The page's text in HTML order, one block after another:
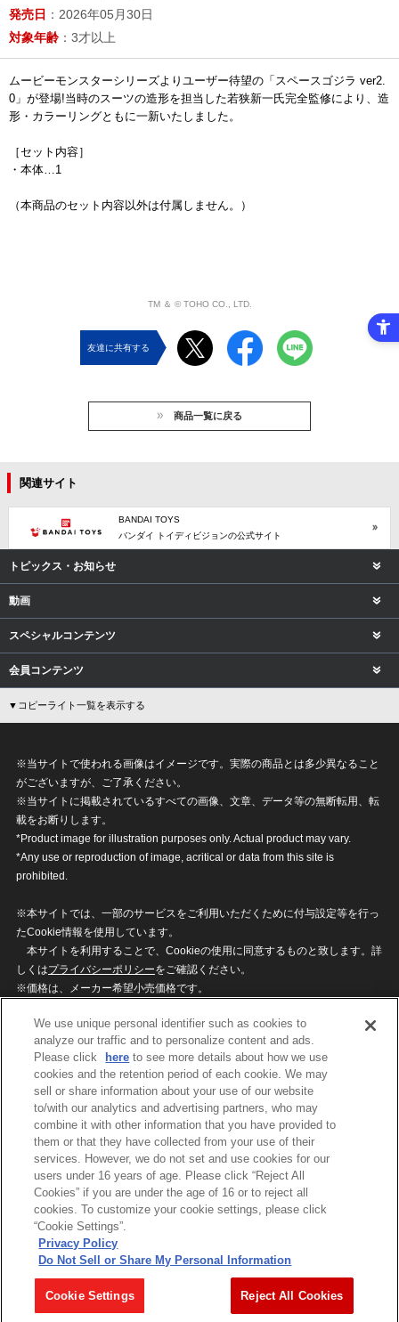
発売日 ：2026年05月30日
対象年齢 ：3才以上
ムービーモンスターシリーズよりユーザー待望の「スペースゴジラ ver2.
0」が登場!当時のスーツの造形を担当した若狭新一氏完全監修により、造
形・カラーリングともに一新いたしました。
［セット内容］
・本体…1
（本商品のセット内容以外は付属しません。）
TM ＆ © TOHO CO., LTD.
友達に共有する
商品一覧に戻る
関連サイト
BANDAI TOYS
バンダイ トイディビジョンの公式サイト
トピックス・お知らせ
動画
スペシャルコンテンツ
会員コンテンツ
▼コピーライト一覧を表示する
※当サイトで使われる画像はイメージです。実際の商品とは多少異なること
がございますが、ご了承ください。
※当サイトに掲載されているすべての画像、文章、データ等の無断転用、転
載をお断りします。
*Product image for illustration purposes only. Actual product may vary.
*Any use or reproduction of image, acritical or data from this site is
prohibited.
※本サイトでは、一部のサービスをご利用いただくために付与設定等を行っ
たCookie情報を使用しています。
本サイトを利用することで、Cookieの使用に同意するものと致します。詳
しくはプライバシーポリシーをご確認ください。
※価格は、メーカー希望小売価格です。
ざいますのでご了承ください。
privacypolicy
Do Not Sell or Share My
Personal Information
ウェブサイトご利用条件
ソーシャルメディアポリシー
個人情報保護方針
お問い合わせ
©BANDAI
コピーライト一覧を表示する
We use unique personal identifier such as cookies to
analyze our traffic and to personalize content and ads.
Please click
here to see more details about how we use
cookies and the retention period of each cookie. We may
sell or share information about your use of our website
to/with our analytics and advertising partners, who may
combine it with other information that you have provided to
them or that they have collected from your use of their
services. However, we do not set and use cookies for our
users under 16 years of age. Please click “Reject All
Cookies” if you are under the age of 16 or to reject all
cookies. To customize your cookie settings, please click
“Cookie Settings”.
Privacy Policy
Do Not Sell or Share My Personal Information
Cookie Settings Reject All Cookies